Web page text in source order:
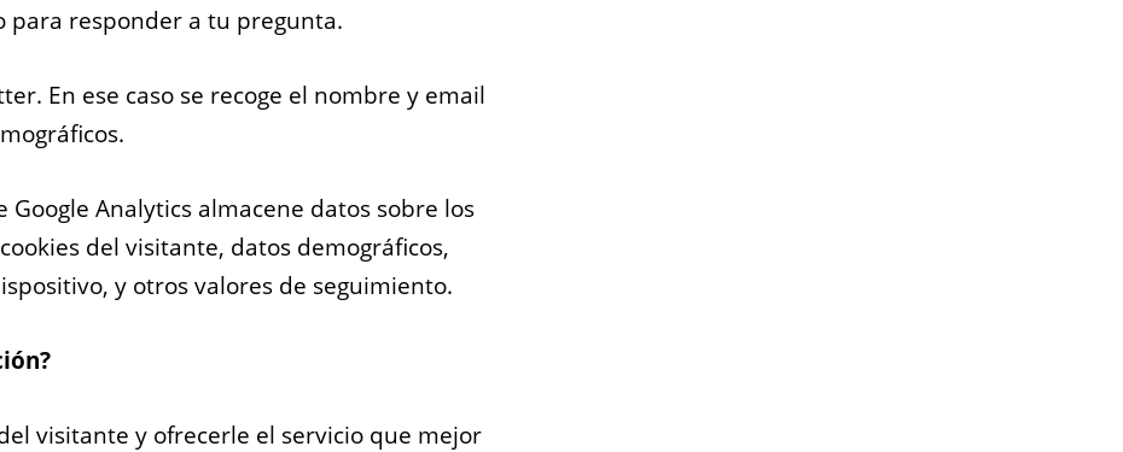
para responder a tu pregunta.
En ese caso se recoge el nombre y email
Analytics almacene datos sobre los
del visitante, datos demográficos,
y otros valores de seguimiento.
visitante y ofrecerle el servicio que mejor